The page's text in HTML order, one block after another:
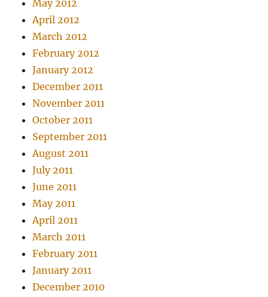
May 2012
April 2012
March 2012
February 2012
January 2012
December 2011
November 2011
October 2011
September 2011
August 2011
July 2011
June 2011
May 2011
April 2011
March 2011
February 2011
January 2011
December 2010